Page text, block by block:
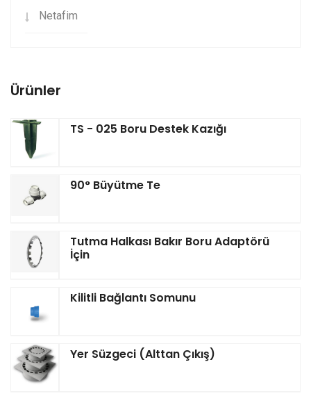
Netafim
Ürünler
TS - 025 Boru Destek Kazığı
90° Büyütme Te
Tutma Halkası Bakır Boru Adaptörü
İçin
Kilitli Bağlantı Somunu
Yer Süzgeci (Alttan Çıkış)